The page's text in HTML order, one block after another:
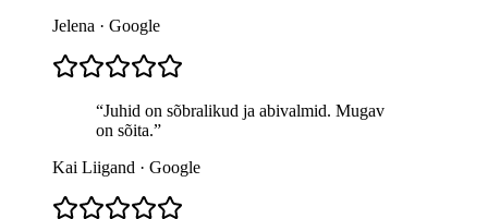
Jelena · Google
“Juhid on sõbralikud ja abivalmid. Mugav
on sõita.”
Kai Liigand · Google